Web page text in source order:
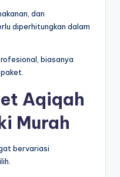
dan
diperhitungkan dalam
biasanya
Aqiqah
Murah
bervariasi